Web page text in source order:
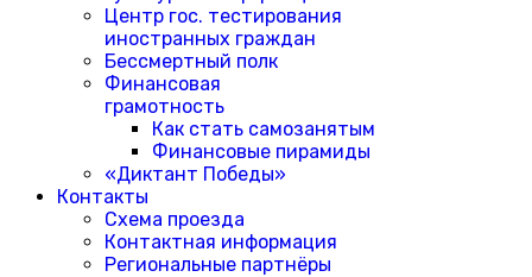
Центр гос. тестирования
иностранных граждан
Бессмертный полк
Финансовая
грамотность
Как стать самозанятым
Финансовые пирамиды
«Диктант Победы»
Контакты
Схема проезда
Контактная информация
Региональные партнёры